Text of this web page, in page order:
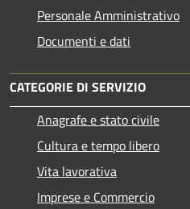
Personale Amministrativo
Documenti e dati
CATEGORIE DI SERVIZIO
Anagrafe e stato civile
Cultura e tempo libero
Vita lavorativa
Imprese e Commercio